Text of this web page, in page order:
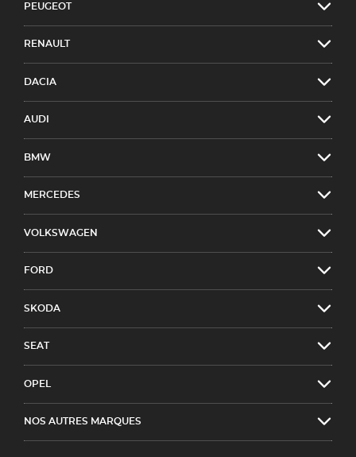
PEUGEOT
RENAULT
DACIA
AUDI
BMW
MERCEDES
VOLKSWAGEN
FORD
SKODA
SEAT
OPEL
NOS AUTRES MARQUES